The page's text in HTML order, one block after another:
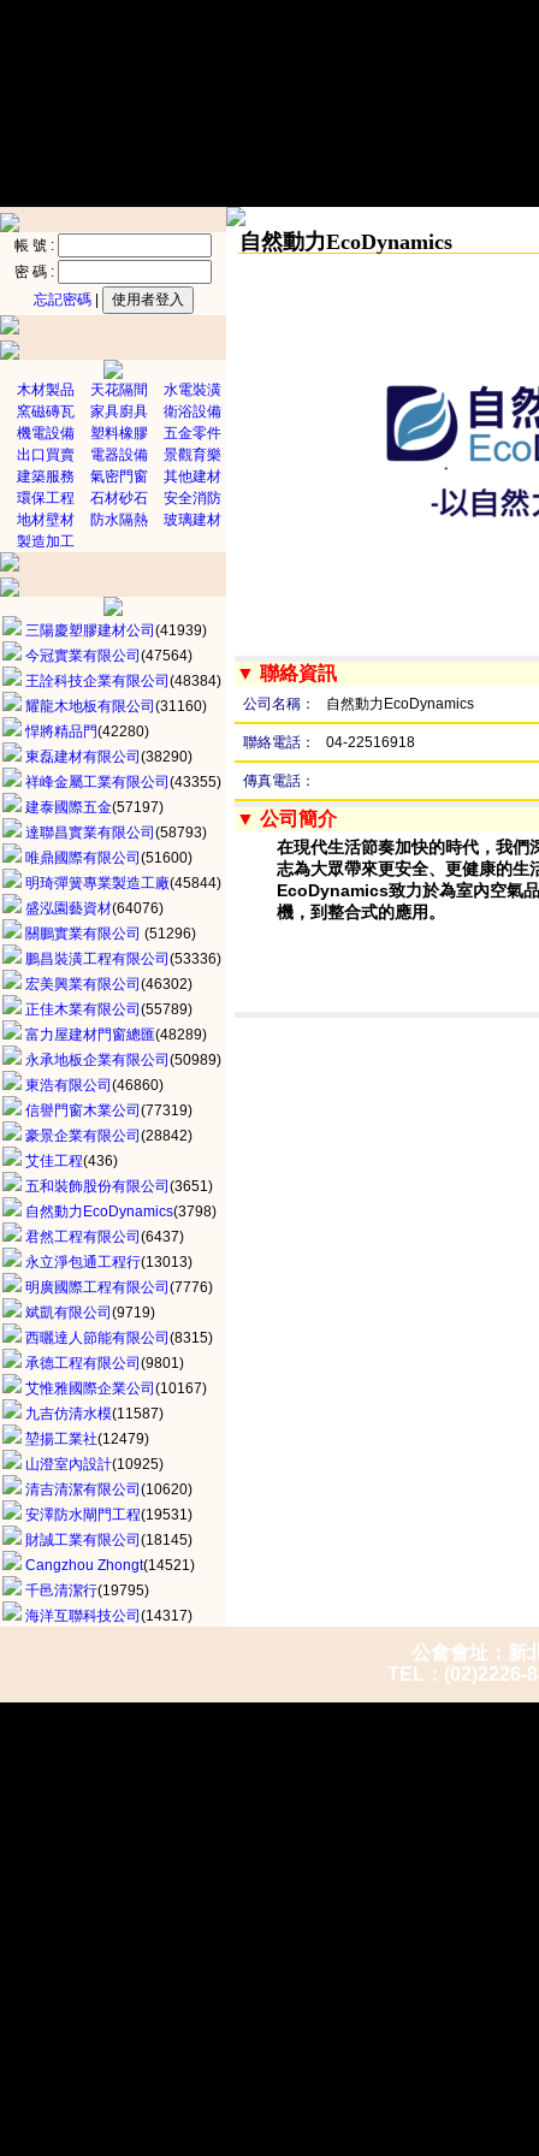
帳 號 :
密 碼 :
忘記密碼|
木材製品 天花隔間
水電裝潢
窯磁磚瓦
家具廚具
衛浴設備
機電設備
塑料橡膠
五金零件
出口買賣
電器設備
景觀育樂
建築服務
氣密門窗
其他建材
環保工程
石材砂石
安全消防
地材壁材
防水隔熱
玻璃建材
製造加工
三陽慶塑膠建材公司 (41939)
今冠實業有限公司 (47564)
王詮科技企業有限公司 (48384)
耀龍木地板有限公司 (31160)
悍將精品門(42280)
東磊建材有限公司 (38290)
祥峰金屬工業有限公司 (43355)
建泰國際五金(57197)
達聯昌實業有限公司 (58793)
唯鼎國際有限公司 (51600)
明琦彈簧專業製造工廠(45844)
盛泓園藝資材(64076)
關鵬實業有限公司 (51296)
鵬昌裝潢工程有限公司 (53336)
宏美興業有限公司 (46302)
正佳木業有限公司 (55789)
富力屋建材門窗總匯(48289)
永承地板企業有限公司 (50989)
東浩有限公司 (46860)
信譽門窗木業公司 (77319)
豪景企業有限公司 (28842)
艾佳工程(436)
五和裝飾股份有限公司 (3651)
自然動力EcoDynamics(3798)
君然工程有限公司 (6437)
永立淨包通工程行(13013)
明廣國際工程有限公司 (7776)
斌凱有限公司 (9719)
西曬達人節能有限公司 (8315)
承德工程有限公司 (9801)
艾惟雅國際企業公司 (10167)
九吉仿清水模(11587)
堃揚工業社(12479)
山澄室內設計(10925)
清吉清潔有限公司 (10620)
安澤防水閘門工程(19531)
財誠工業有限公司 (18145)
Cangzhou Zhongt(14521)
千邑清潔行(19795)
海洋互聯科技公司 (14317)
自然動力EcoDynamics
▼ 聯絡資訊
公司名稱： 自然動力EcoDynamics
聯絡電話： 04-22516918
傳真電話：
▼ 公司簡介
在現代生活節奏加快的時代，我們
志為大眾帶來更安全、更健康的生
EcoDynamics致力於為室內空氣
機，到整合式的應用。
公會會址：新
TEL：